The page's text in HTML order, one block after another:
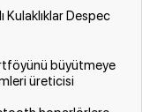
Kulaklıklar Despec
büyütmeye
üreticisi